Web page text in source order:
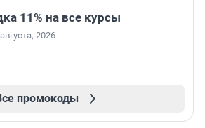
11% на все курсы
2026
промокоды